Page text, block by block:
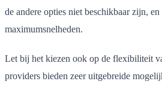
de andere opties niet beschikbaar zijn,
maximumsnelheden.
Let bij het kiezen ook op de flexibiliteit
providers bieden zeer uitgebreide